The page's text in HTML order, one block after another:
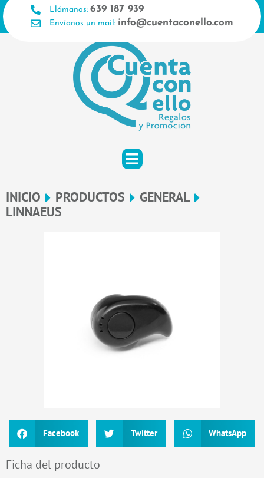
Ir
al
contenido
Llámanos: 639 187 939
Envíanos un mail: info@cuentaconello.com
INICIO PRODUCTOS
GENERAL
LINNAEUS
Facebook Twitter WhatsApp
Ficha del producto